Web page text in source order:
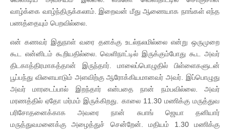
வாழ்க்கை வாழ்ந்திருக்கலாம். இறைவன் மீது ஆணையாக நாங்கள் எந்த
பணத்தையும் பெறவில்லை.
என் கணவர் இதுநாள் வரை தனக்கு உடல்நலமில்லை என்று ஒருமுறை
கூட என்னிடம் கூறியதில்லை. வெளிநாட்டில் இருக்கும்போது கூட அவர்
திடகாத்திரமாகத்தான் இருந்தார். மாலைப்பொழுதில் பிள்ளைகளுடன்
பூப்பந்து விளையாடும் அளவிற்கு ஆரோக்கியமானவர் அவர். இப்பொழுது
அவர் மாரடைப்பால் இறந்தார் என்பதை நான் நம்பவில்லை. அவர்
மரணத்தில் ஏதோ மர்மம் இருக்கிறது. காலை 11.30 மணிக்கு மருத்துவ
பரிசோதனைக்காக அவரை நான் சுபாங் ஜெயா தனியார்
மருத்துவமனைக்கு அழைத்துச் சென்றேன். மதியம் 1.30 மணிக்கு